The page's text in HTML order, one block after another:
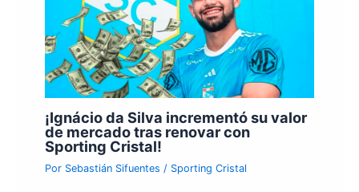
¡Ignácio da Silva incrementó su valor
de mercado tras renovar con
Sporting Cristal!
Por Sebastián Sifuentes / Sporting Cristal